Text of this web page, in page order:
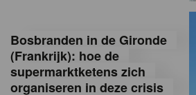
n
e
Bosbranden in de Gironde
(Frankrijk): hoe de
supermarktketens zich
organiseren in deze crisis